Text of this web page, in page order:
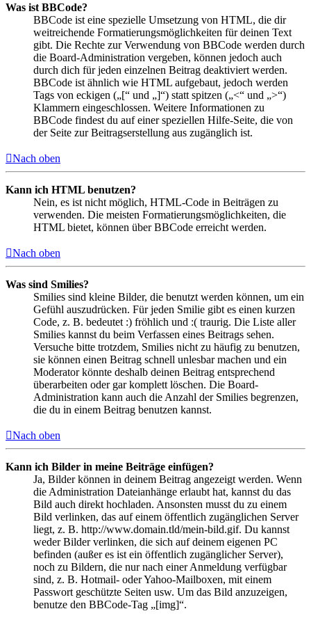
Was ist BBCode?
BBCode ist eine spezielle Umsetzung von HTML, die dir
weitreichende Formatierungsmöglichkeiten für deinen Text
gibt. Die Rechte zur Verwendung von BBCode werden durch
die Board-Administration vergeben, können jedoch auch
durch dich für jeden einzelnen Beitrag deaktiviert werden.
BBCode ist ähnlich wie HTML aufgebaut, jedoch werden
Tags von eckigen („[“ und „]“) statt spitzen („<“ und „>“)
Klammern eingeschlossen. Weitere Informationen zu
BBCode findest du auf einer speziellen Hilfe-Seite, die von
der Seite zur Beitragserstellung aus zugänglich ist.
Nach oben
Kann ich HTML benutzen?
Nein, es ist nicht möglich, HTML-Code in Beiträgen zu
verwenden. Die meisten Formatierungsmöglichkeiten, die
HTML bietet, können über BBCode erreicht werden.
Nach oben
Was sind Smilies?
Smilies sind kleine Bilder, die benutzt werden können, um ein
Gefühl auszudrücken. Für jeden Smilie gibt es einen kurzen
Code, z. B. bedeutet :) fröhlich und :( traurig. Die Liste aller
Smilies kannst du beim Verfassen eines Beitrags sehen.
Versuche bitte trotzdem, Smilies nicht zu häufig zu benutzen,
sie können einen Beitrag schnell unlesbar machen und ein
Moderator könnte deshalb deinen Beitrag entsprechend
überarbeiten oder gar komplett löschen. Die Board-
Administration kann auch die Anzahl der Smilies begrenzen,
die du in einem Beitrag benutzen kannst.
Nach oben
Kann ich Bilder in meine Beiträge einfügen?
Ja, Bilder können in deinem Beitrag angezeigt werden. Wenn
die Administration Dateianhänge erlaubt hat, kannst du das
Bild auch direkt hochladen. Ansonsten musst du zu einem
Bild verlinken, das auf einem öffentlich zugänglichen Server
liegt, z. B. http://www.domain.tld/mein-bild.gif. Du kannst
weder Bilder verlinken, die sich auf deinem eigenen PC
befinden (außer es ist ein öffentlich zugänglicher Server),
noch zu Bildern, die nur nach einer Anmeldung verfügbar
sind, z. B. Hotmail- oder Yahoo-Mailboxen, mit einem
Passwort geschützte Seiten usw. Um das Bild anzuzeigen,
benutze den BBCode-Tag „[img]“.